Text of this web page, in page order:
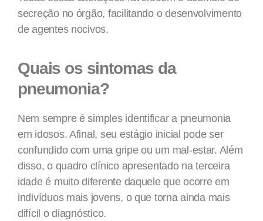
secreção no órgão, facilitando o desenvolvimento
de agentes nocivos.
Quais os sintomas da
pneumonia?
Nem sempre é simples identificar a pneumonia
em idosos. Afinal, seu estágio inicial pode ser
confundido com uma gripe ou um mal-estar. Além
disso, o quadro clínico apresentado na terceira
idade é muito diferente daquele que ocorre em
indivíduos mais jovens, o que torna ainda mais
difícil o diagnóstico.